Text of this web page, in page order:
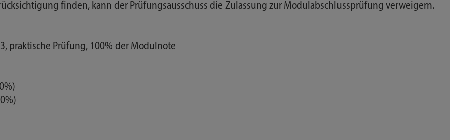
finden, kann der Prüfungsausschuss die Zulassung zur Modulabschlussprüfung verweigern.
praktische Prüfung, 100% der Modulnote